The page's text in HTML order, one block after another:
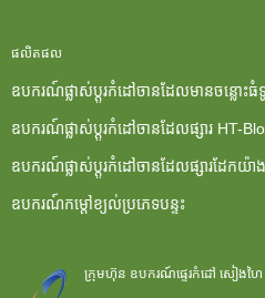
ផលិតផល
ឧបករណ៍ផ្លាស់ប្តូរកំដៅចានដែលមានចន្លោះ
ឧបករណ៍ផ្លាស់ប្តូរកំដៅចានដែលផ្សារ HT-
ឧបករណ៍ផ្លាស់ប្តូរកំដៅចានដែលផ្សារដែកយ៉
ឧបករណ៍កម្តៅខ្យល់ប្រភេទបន្ទះ
ក្រុមហ៊ុន ឧបករណ៍ផ្ទេរកំដៅ សៀងហ